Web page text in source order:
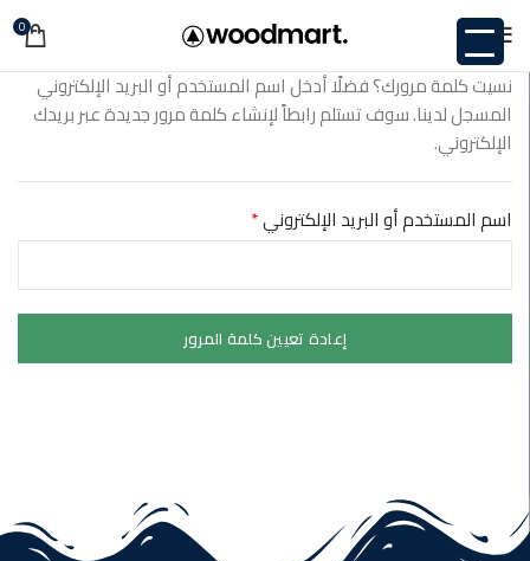
0
نسيت كلمة مرورك؟ فضلًا أدخل اسم المستخدم أو البريد الإلكتروني
المسجل لدينا. سوف تستلم رابطاً لإنشاء كلمة مرور جديدة عبر بريدك
الإلكتروني.
اسم المستخدم أو البريد الإلكتروني*
إعادة تعيين كلمة المرور